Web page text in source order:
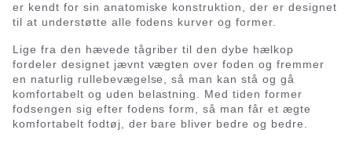
er kendt for sin anatomiske konstruktion, der er designet
til at understøtte alle fodens kurver og former.
Lige fra den hævede tågriber til den dybe hælkop
fordeler designet jævnt vægten over foden og fremmer
en naturlig rullebevægelse, så man kan stå og gå
komfortabelt og uden belastning. Med tiden former
fodsengen sig efter fodens form, så man får et ægte
komfortabelt fodtøj, der bare bliver bedre og bedre.